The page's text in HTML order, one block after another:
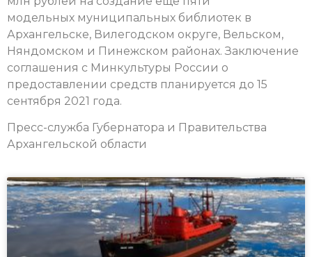
модельных муниципальных библиотек в
Архангельске, Вилегодском округе, Вельском,
Няндомском и Пинежском районах. Заключение
соглашения с Минкультуры России о
предоставлении средств планируется до 15
сентября 2021 года.
Пресс-служба Губернатора и Правительства
Архангельской области